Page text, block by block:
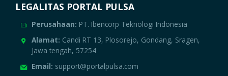
LEGALITAS PORTAL PULSA
Perusahaan: PT. Ibencorp Teknologi Indonesia
Alamat: Candi RT 13, Plosorejo, Gondang, Sragen,
Jawa tengah, 57254
Email: support@portalpulsa.com